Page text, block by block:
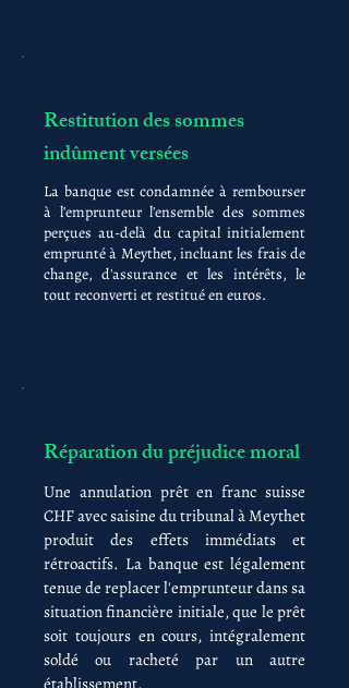
Restitution des sommes
indûment versées
La banque est condamnée à rembourser
à l'emprunteur l'ensemble des sommes
perçues au-delà du capital initialement
emprunté à Meythet, incluant les frais de
change, d'assurance et les intérêts, le
tout reconverti et restitué en euros.
Réparation du préjudice moral
Une annulation prêt en franc suisse
CHF avec saisine du tribunal à Meythet
produit des effets immédiats et
rétroactifs. La banque est légalement
tenue de replacer l'emprunteur dans sa
situation financière initiale, que le prêt
soit toujours en cours, intégralement
soldé ou racheté par un autre
établissement.